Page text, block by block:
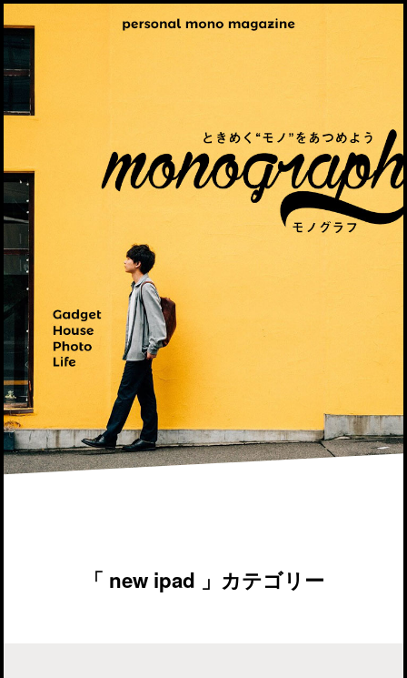
「 new ipad 」カテゴリー